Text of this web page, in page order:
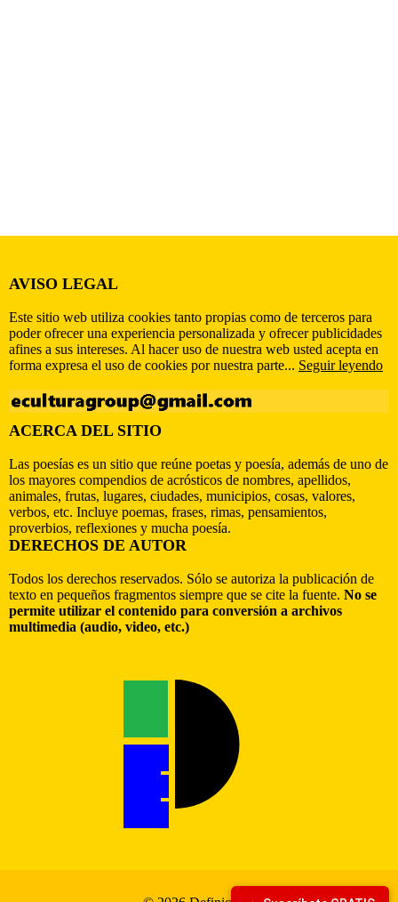
AVISO LEGAL
Este sitio web utiliza cookies tanto propias como de terceros para
poder ofrecer una experiencia personalizada y ofrecer publicidades
afines a sus intereses. Al hacer uso de nuestra web usted acepta en
forma expresa el uso de cookies por nuestra parte... Seguir leyendo
ACERCA DEL SITIO
Las poesías es un sitio que reúne poetas y poesía, además de uno de
los mayores compendios de acrósticos de nombres, apellidos,
animales, frutas, lugares, ciudades, municipios, cosas, valores,
verbos, etc. Incluye poemas, frases, rimas, pensamientos,
proverbios, reflexiones y mucha poesía.
DERECHOS DE AUTOR
Todos los derechos reservados. Sólo se autoriza la publicación de
texto en pequeños fragmentos siempre que se cite la fuente. No se
permite utilizar el contenido para conversión a archivos
multimedia (audio, video, etc.)